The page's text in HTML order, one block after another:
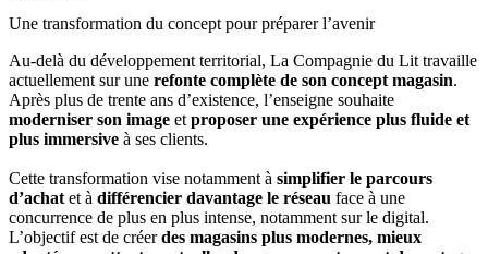
Une transformation du concept pour préparer l’avenir
Au-delà du développement territorial, La Compagnie du Lit travaille
actuellement sur une refonte complète de son concept magasin.
Après plus de trente ans d’existence, l’enseigne souhaite
moderniser son image et proposer une expérience plus fluide et
plus immersive à ses clients.
Cette transformation vise notamment à simplifier le parcours
d’achat et à différencier davantage le réseau face à une
concurrence de plus en plus intense, notamment sur le digital.
L’objectif est de créerdes magasins plus modernes, mieux